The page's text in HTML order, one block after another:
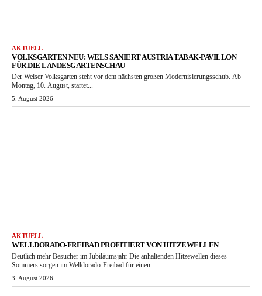
AKTUELL
VOLKSGARTEN NEU: WELS SANIERT AUSTRIA TABAK-PAVILLON
FÜR DIE LANDESGARTENSCHAU
Der Welser Volksgarten steht vor dem nächsten großen Modernisierungsschub. Ab
Montag, 10. August, startet...
5. August 2026
AKTUELL
WELLDORADO-FREIBAD PROFITIERT VON HITZEWELLEN
Deutlich mehr Besucher im Jubiläumsjahr Die anhaltenden Hitzewellen dieses
Sommers sorgen im Welldorado-Freibad für einen...
3. August 2026